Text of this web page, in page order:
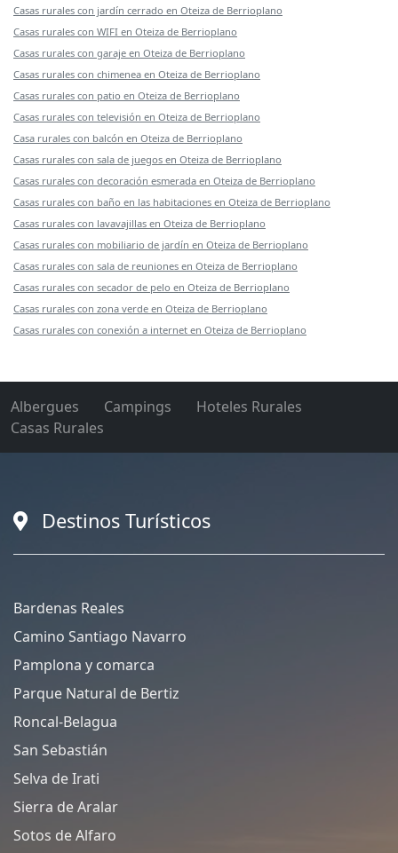
Casas rurales con jardín cerrado en Oteiza de Berrioplano
Casas rurales con WIFI en Oteiza de Berrioplano
Casas rurales con garaje en Oteiza de Berrioplano
Casas rurales con chimenea en Oteiza de Berrioplano
Casas rurales con patio en Oteiza de Berrioplano
Casas rurales con televisión en Oteiza de Berrioplano
Casa rurales con balcón en Oteiza de Berrioplano
Casas rurales con sala de juegos en Oteiza de Berrioplano
Casas rurales con decoración esmerada en Oteiza de Berrioplano
Casas rurales con baño en las habitaciones en Oteiza de Berrioplano
Casas rurales con lavavajillas en Oteiza de Berrioplano
Casas rurales con mobiliario de jardín en Oteiza de Berrioplano
Casas rurales con sala de reuniones en Oteiza de Berrioplano
Casas rurales con secador de pelo en Oteiza de Berrioplano
Casas rurales con zona verde en Oteiza de Berrioplano
Casas rurales con conexión a internet en Oteiza de Berrioplano
Albergues Campings
Hoteles Rurales
Casas Rurales
Destinos Turísticos
Bardenas Reales
Camino Santiago Navarro
Pamplona y comarca
Parque Natural de Bertiz
Roncal-Belagua
San Sebastián
Selva de Irati
Sierra de Aralar
Sotos de Alfaro